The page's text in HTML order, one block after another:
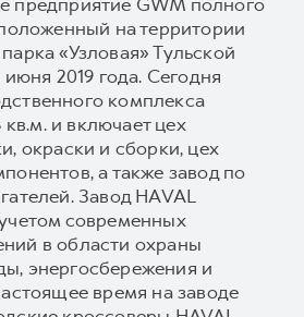
на территории
«Узловая» Тульской
2019 года. Сегодня
комплекса
кв.м. и включает цех
окраски и сборки, цех
а также завод по
Завод HAVAL
современных
в области охраны
энергосбережения и
время на заводе